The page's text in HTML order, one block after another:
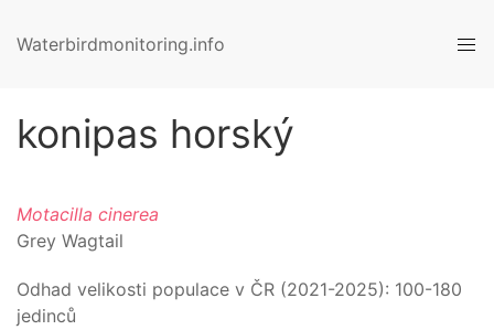
Waterbirdmonitoring.info
konipas horský
Motacilla cinerea
Grey Wagtail
Odhad velikosti populace v ČR (2021-2025): 100-180
jedinců